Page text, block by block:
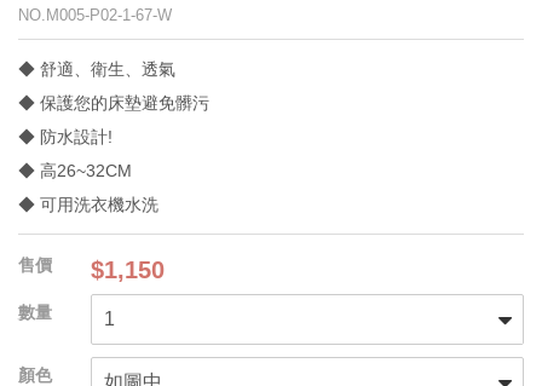
NO.M005-P02-1-67-W
◆ 舒適、衛生、透氣
◆ 保護您的床墊避免髒污
◆ 防水設計!
◆ 高26~32CM
◆ 可用洗衣機水洗
$1,150